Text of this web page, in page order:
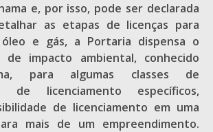
e, por isso, pode ser declarada
as etapas de licenças para
e gás, a Portaria dispensa o
impacto ambiental, conhecido
para algumas classes de
de licenciamento específicos,
de licenciamento em uma
mais de um empreendimento.